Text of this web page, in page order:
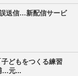
送信…新配信サービ
子どもをつくる練習
…元...